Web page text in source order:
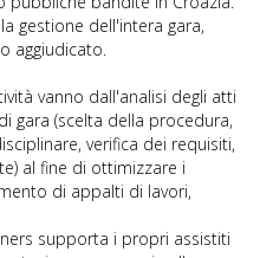
gestione dell'intera gara,
aggiudicato.
vanno dall'analisi degli atti
gara (scelta della procedura,
verifica dei requisiti,
al fine di ottimizzare i
di appalti di lavori,
supporta i propri assistiti